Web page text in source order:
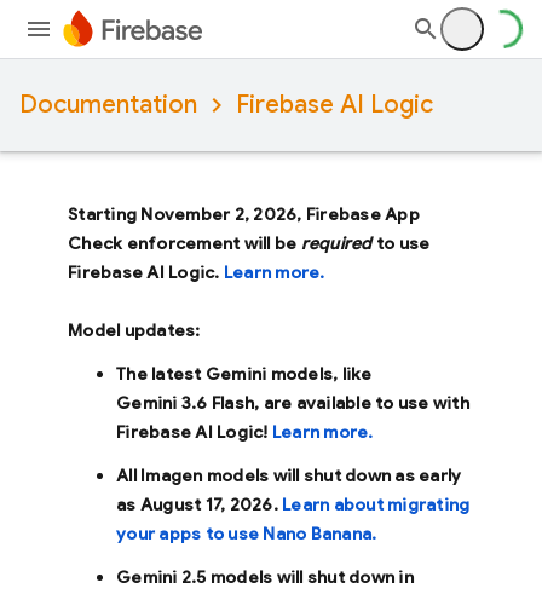
Documentation Firebase AI Logic
Starting November 2, 2026, Firebase App
Check enforcement will be requiredto use
Firebase AI Logic. Learn more.
Model updates:
The latest Gemini models, like
Gemini 3.6 Flash, are available to use with
Firebase AI Logic! Learn more.
All Imagen models will shut down as early
as August 17, 2026. Learn about migrating
your apps to use Nano Banana.
Gemini 2.5 models will shut down in